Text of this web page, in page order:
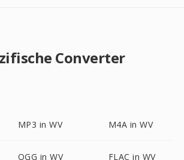
Converter
MP3 in WV M4A in WV
OGG in WV FLAC in WV